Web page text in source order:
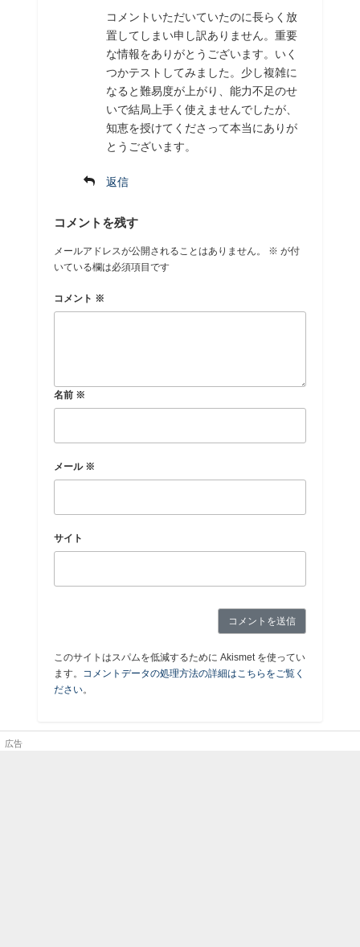
コメントいただいていたのに長らく放
置してしまい申し訳ありません。重要
な情報をありがとうございます。いく
つかテストしてみました。少し複雑に
なると難易度が上がり、能力不足のせ
いで結局上手く使えませんでしたが、
知恵を授けてくださって本当にありが
とうございます。
返信
コメントを残す
メールアドレスが公開されることはありません。 ※ が付
いている欄は必須項目です
コメント ※
名前 ※
メール ※
サイト
このサイトはスパムを低減するために Akismet を使ってい
ます。
コメントデータの処理方法の詳細はこちらをご覧く
ださい。